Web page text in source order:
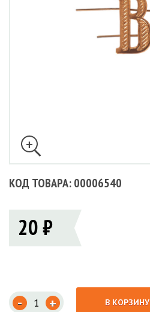
КОД ТОВАРА: 00006540
20 ₽
- + В КОРЗИНУ